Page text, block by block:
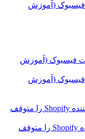
(آموزش
(آموزش
نمایش همان پاپ آپ به هر بازدیدکننده Shopify را متوقف